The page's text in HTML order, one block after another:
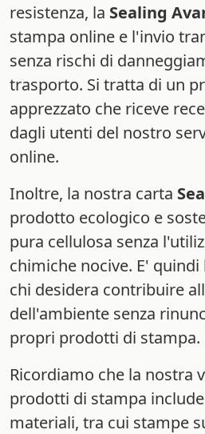
resistenza, la Sealing
stampa online e l'invio
senza rischi di
trasporto. Si tratta di un
apprezzato che riceve
dagli utenti del nostro
online.
Inoltre, la nostra carta
prodotto ecologico e
pura cellulosa senza
chimiche nocive. E'
chi desidera contribuire
dell'ambiente senza
propri prodotti di stampa.
Ricordiamo che la nostra
prodotti di stampa
materiali, tra cui stampe